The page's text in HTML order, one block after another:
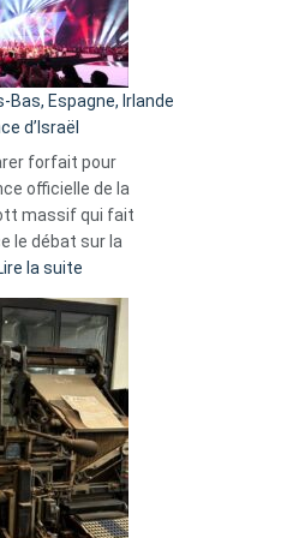
Bas, Espagne, Irlande
d’Israël
forfait pour
officielle de la
massif qui fait
le débat sur la
la suite
Eurovision
2026
:
Pays-
Bas,
Espagne,
Irlande
et
Slovénie